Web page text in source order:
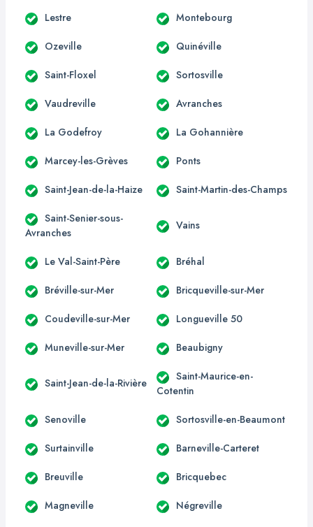
Lestre Montebourg
Ozeville Quinéville
Saint-Floxel Sortosville
Vaudreville Avranches
La Godefroy La Gohannière
Marcey-les-Grèves Ponts
Saint-Jean-de-la-Haize Saint-Martin-des-Champs
Saint-Senier-sous-
Avranches
Vains
Le Val-Saint-Père Bréhal
Bréville-sur-Mer Bricqueville-sur-Mer
Coudeville-sur-Mer Longueville 50
Muneville-sur-Mer Beaubigny
Saint-Jean-de-la-Rivière
Saint-Maurice-en-
Cotentin
Senoville Sortosville-en-Beaumont
Surtainville Barneville-Carteret
Breuville Bricquebec
Magneville Négreville